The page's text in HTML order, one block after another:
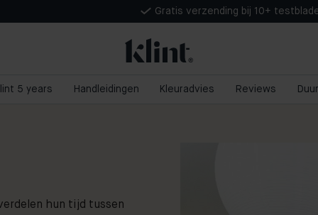
Gratis verzending bij 10+
5 years Handleidingen Kleuradvies Reviews
hun tijd tussen